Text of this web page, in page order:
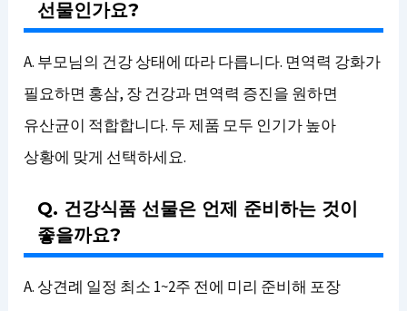
선물인가요?
A. 부모님의 건강 상태에 따라 다릅니다. 면역력 강화가
필요하면 홍삼, 장 건강과 면역력 증진을 원하면
유산균이 적합합니다. 두 제품 모두 인기가 높아
상황에 맞게 선택하세요.
Q. 건강식품 선물은 언제 준비하는 것이
좋을까요?
A. 상견례 일정 최소 1~2주 전에 미리 준비해 포장